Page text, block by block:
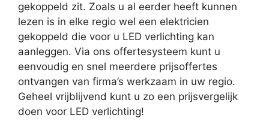
gekoppeld zit. Zoals u al eerder heeft kunnen
lezen is in elke regio wel een elektricien
gekoppeld die voor u LED verlichting kan
aanleggen. Via ons offertesysteem kunt u
eenvoudig en snel meerdere prijsoffertes
ontvangen van firma’s werkzaam in uw regio.
Geheel vrijblijvend kunt u zo een prijsvergelijk
doen voor LED verlichting!